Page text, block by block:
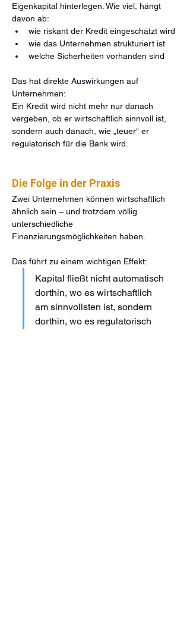
Eigenkapital hinterlegen. Wie viel, hängt
davon ab:
wie riskant der Kredit eingeschätzt wird
wie das Unternehmen strukturiert ist
welche Sicherheiten vorhanden sind
Das hat direkte Auswirkungen auf
Unternehmen:
Ein Kredit wird nicht mehr nur danach
vergeben, ob er wirtschaftlich sinnvoll ist,
sondern auch danach, wie „teuer“ er
regulatorisch für die Bank wird.
Die Folge in der Praxis
Zwei Unternehmen können wirtschaftlich
ähnlich sein – und trotzdem völlig
unterschiedliche
Finanzierungsmöglichkeiten haben.
Das führt zu einem wichtigen Effekt:
Kapital fließt nicht automatisch
dorthin, wo es wirtschaftlich
am sinnvollsten ist, sondern
dorthin, wo es regulatorisch